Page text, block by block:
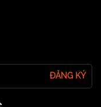
ĐĂNG KÝ